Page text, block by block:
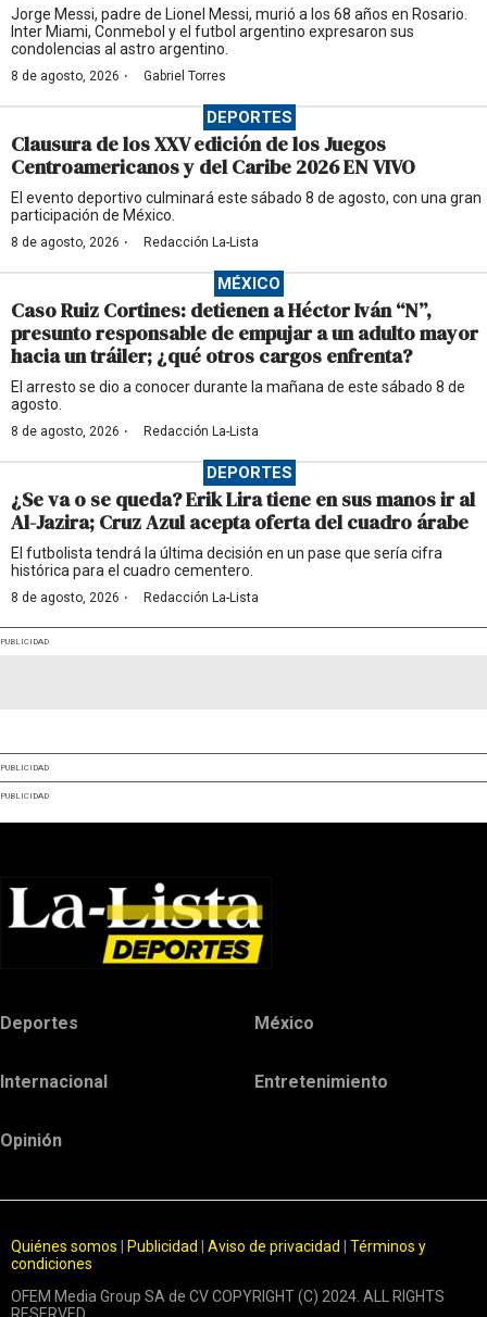
Jorge Messi, padre de Lionel Messi, murió a los 68 años en Rosario.
Inter Miami, Conmebol y el futbol argentino expresaron sus
condolencias al astro argentino.
8 de agosto, 2026 · Gabriel Torres
DEPORTES
Clausura de los XXV edición de los Juegos
Centroamericanos y del Caribe 2026 EN VIVO
El evento deportivo culminará este sábado 8 de agosto, con una gran
participación de México.
8 de agosto, 2026 · Redacción La-Lista
MÉXICO
Caso Ruiz Cortines: detienen a Héctor Iván “N”,
presunto responsable de empujar a un adulto mayor
hacia un tráiler; ¿qué otros cargos enfrenta?
El arresto se dio a conocer durante la mañana de este sábado 8 de
agosto.
8 de agosto, 2026 · Redacción La-Lista
DEPORTES
¿Se va o se queda? Erik Lira tiene en sus manos ir al
Al-Jazira; Cruz Azul acepta oferta del cuadro árabe
El futbolista tendrá la última decisión en un pase que sería cifra
histórica para el cuadro cementero.
8 de agosto, 2026 · Redacción La-Lista
PUBLICIDAD
PUBLICIDAD
PUBLICIDAD
Deportes México
Internacional Entretenimiento
Opinión
Quiénes somos Publicidad Aviso de privacidad
Términos y
condiciones
OFEM Media Group SA de CV COPYRIGHT (C) 2024. ALL RIGHTS
RESERVED.